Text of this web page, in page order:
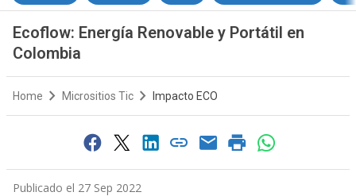
Ecoflow: Energía Renovable y Portátil en
Colombia
Home Micrositios Tic Impacto ECO
Publicado el 27 Sep 2022